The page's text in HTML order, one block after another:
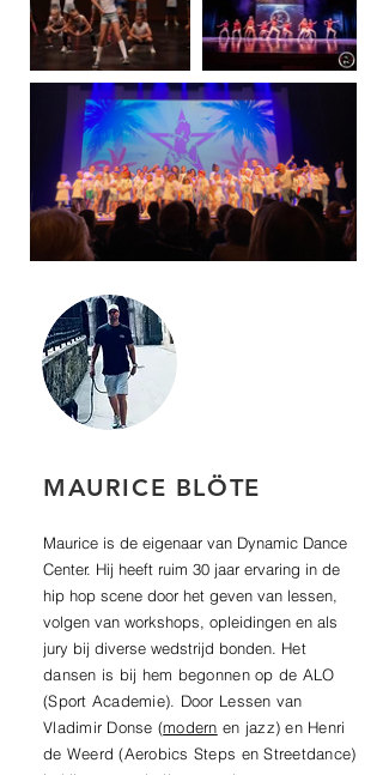
MAURICE BLÖTE
Maurice is de eigenaar van Dynamic Dance
Center. Hij heeft ruim 30 jaar ervaring in de
hip hop scene door het geven van lessen,
volgen van workshops, opleidingen en als
jury bij diverse wedstrijd bonden. Het
dansen is bij hem begonnen op de ALO
(Sport Academie). Door Lessen van
Vladimir Donse (modern en jazz) en Henri
de Weerd (Aerobics Steps en Streetdance)